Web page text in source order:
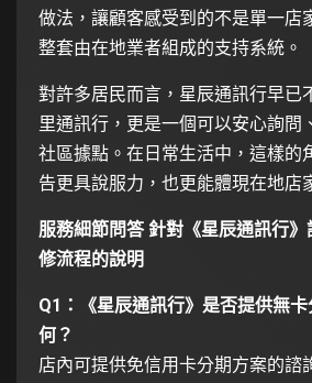
做法，讓顧客感受到的不是單一店
整套由在地業者組成的支持系統。
對許多居民而言，星辰通訊行早已
里通訊行，更是一個可以安心詢問
社區據點。在日常生活中，這樣的
告更具說服力，也更能體現在地店
服務細節問答 針對《星辰通訊行
修流程的說明
Q1：《星辰通訊行》是否提供無
何？
店內可提供免信用卡分期方案的諮